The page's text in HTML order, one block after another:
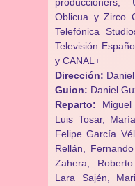
Oblicua y Zirco
Telefónica
Televisión
y CANAL+
Dirección:
Guion: Daniel
Reparto:
Luis Tosar,
Felipe García
Rellán,
Zahera,
Lara Sajén,